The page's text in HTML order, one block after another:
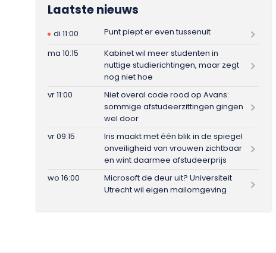
Laatste nieuws
di 11:00
Punt piept er even tussenuit
ma 10:15
Kabinet wil meer studenten in
nuttige studierichtingen, maar zegt
nog niet hoe
vr 11:00
Niet overal code rood op Avans:
sommige afstudeerzittingen gingen
wel door
vr 09:15
Iris maakt met één blik in de spiegel
onveiligheid van vrouwen zichtbaar
en wint daarmee afstudeerprijs
wo 16:00
Microsoft de deur uit? Universiteit
Utrecht wil eigen mailomgeving